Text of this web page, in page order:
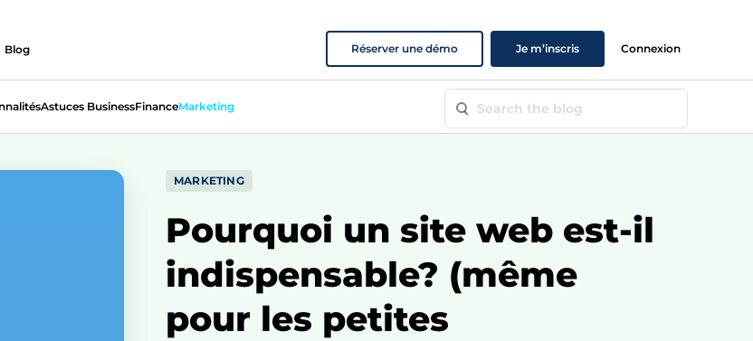
Blog Réserver une démo Je m’inscris Connexion
Astuces BusinessFinanceMarketing
MARKETING
Pourquoi un site web est-il
indispensable? (même
pour les petites